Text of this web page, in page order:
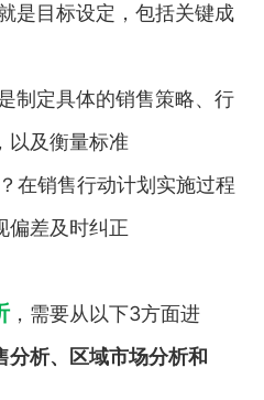
是目标设定，包括关键成
制定具体的销售策略、行
以及衡量标准
在销售行动计划实施过程
偏差及时纠正
，需要从以下3方面进
分析、区域市场分析和